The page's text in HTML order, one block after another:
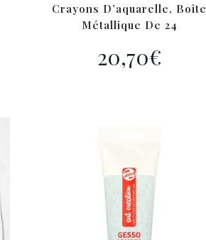
Crayons D’aquarelle, Boîte
Métallique De 24
20,70€